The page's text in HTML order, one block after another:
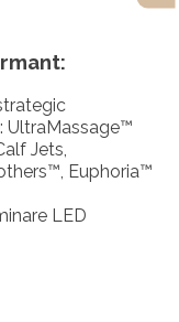
UltraMassage™
Jets,
Euphoria™
LED